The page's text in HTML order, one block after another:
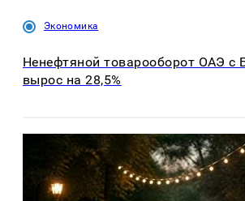
Экономика
Ненефтяной товарооборот ОАЭ с
вырос на 28,5%